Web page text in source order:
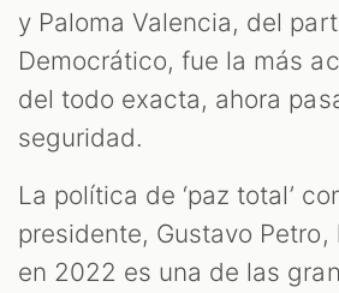
y Paloma Valencia, del
Democrático, fue la más
del todo exacta, ahora
seguridad.
La política de ‘paz total’
presidente, Gustavo Petro,
en 2022 es una de las